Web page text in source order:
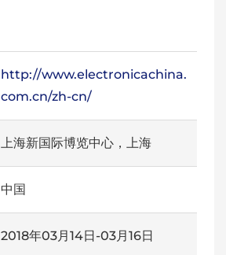
http://www.electronicachina.
com.cn/zh-cn/
上海新国际博览中心，上海
中国
2018年03月14日-03月16日